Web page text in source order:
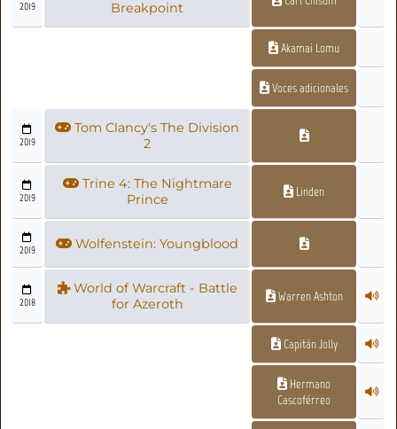
2019
Breakpoint
Akamai Lomu
Voces adicionales
2019
Tom Clancy's The Division
2
2019
Trine 4: The Nightmare
Prince
Linden
2019 Wolfenstein: Youngblood
2018
World of Warcraft - Battle
for Azeroth
Warren Ashton
Capitán Jolly
Hermano
Cascoférreo